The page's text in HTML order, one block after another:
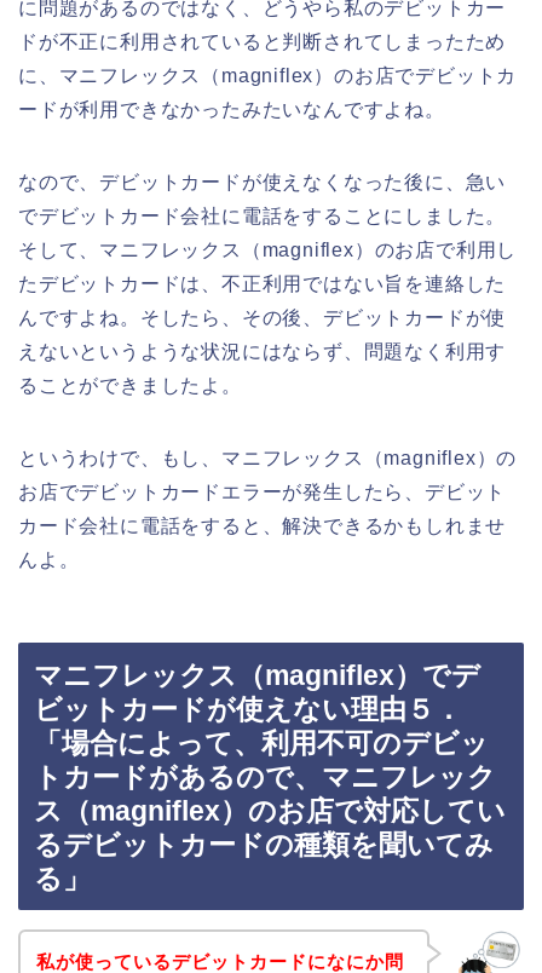
に問題があるのではなく、どうやら私のデビットカー
ドが不正に利用されていると判断されてしまったため
に、マニフレックス（magniflex）のお店でデビットカ
ードが利用できなかったみたいなんですよね。
なので、デビットカードが使えなくなった後に、急い
でデビットカード会社に電話をすることにしました。
そして、マニフレックス（magniflex）のお店で利用し
たデビットカードは、不正利用ではない旨を連絡した
んですよね。そしたら、その後、デビットカードが使
えないというような状況にはならず、問題なく利用す
ることができましたよ。
というわけで、もし、マニフレックス（magniflex）の
お店でデビットカードエラーが発生したら、デビット
カード会社に電話をすると、解決できるかもしれませ
んよ。
マニフレックス（magniflex）でデ
ビットカードが使えない理由５．
「場合によって、利用不可のデビッ
トカードがあるので、マニフレック
ス（magniflex）のお店で対応してい
るデビットカードの種類を聞いてみ
る」
私が使っているデビットカードになにか問